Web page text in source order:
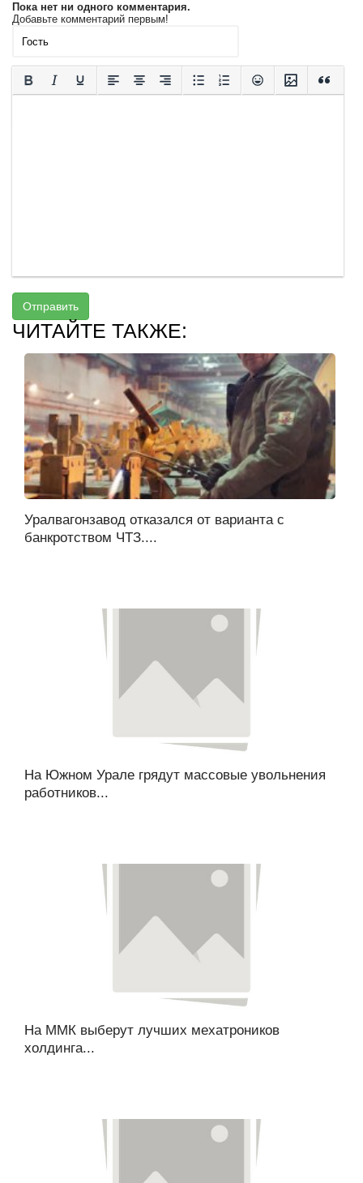
Пока нет ни одного комментария.
Добавьте комментарий первым!
Отправить
ЧИТАЙТЕ ТАКЖЕ:
Уралвагонзавод отказался от варианта с
банкротством ЧТЗ....
На Южном Урале грядут массовые увольнения
работников...
На ММК выберут лучших мехатроников
холдинга...